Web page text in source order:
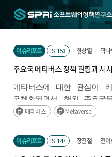
이슈리포트 IS-153 한상열 곽나
주요국 메타버스 정책 현황과 시
메타버스에 대한 관심이
구체화되면서
해외 주요국
XR/NFT등 메타버스와 밀
메타버스 Metaverse
이슈리포트 IS-147 장진철 전이